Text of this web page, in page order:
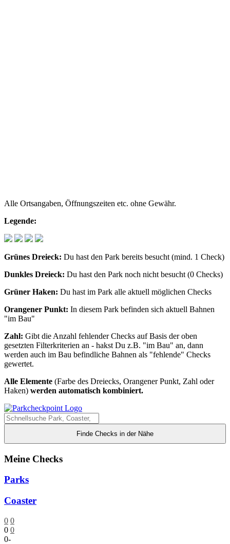
Alle Ortsangaben, Öffnungszeiten etc. ohne Gewähr.
Legende:
Grünes Dreieck: Du hast den Park bereits besucht (mind. 1 Check)
Dunkles Dreieck: Du hast den Park noch nicht besucht (0 Checks)
Grüner Haken: Du hast im Park alle aktuell möglichen Checks
Orangener Punkt: In diesem Park befinden sich aktuell Bahnen
"im Bau"
Zahl: Gibt die Anzahl fehlender Checks auf Basis der oben
gesetzten Filterkriterien an - hakst Du z.B. "im Bau" an, dann
werden auch im Bau befindliche Bahnen als "fehlende" Checks
gewertet.
Alle Elemente (Farbe des Dreiecks, Orangener Punkt, Zahl oder
Haken) werden automatisch kombiniert.
Finde Checks in der Nähe
Meine Checks
Parks
Coaster
0 0
0 0
0-